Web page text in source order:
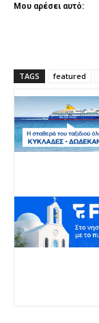
Μου αρέσει αυτό:
TAGS featured